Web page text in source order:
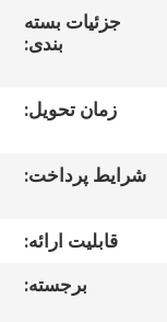
کیفیت
تماس
جزئیات بسته
بندی:
زمان تحویل:
شرایط پرداخت:
قابلیت ارائه:
برجسته: